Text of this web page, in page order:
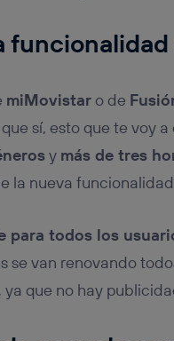
miMovistaro de
sí, esto que te voy
y más de tres
la nueva
para todos los
se van renovando
que no hay